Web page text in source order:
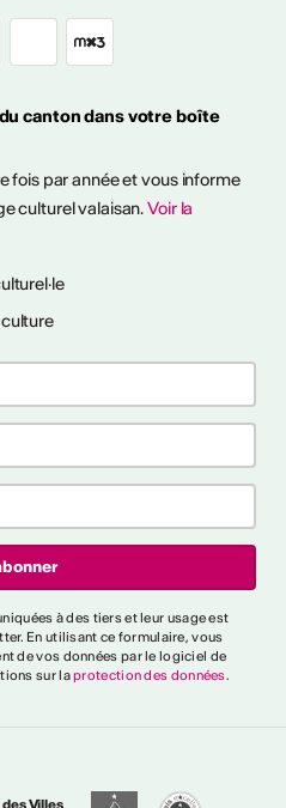
canton dans votre boîte
fois par année et vous informe
culturel valaisan.Voir la
culture
à des tiers et leur usage est
En utilisant ce formulaire, vous
de vos données par le logiciel de
sur laprotection des données.
des Villes